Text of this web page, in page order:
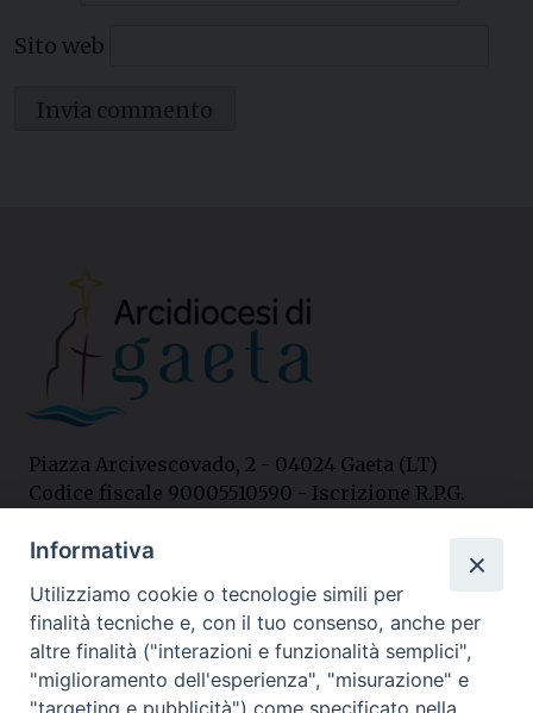
Sito web
Piazza Arcivescovado, 2 - 04024 Gaeta (LT)
Codice fiscale 90005510590 - Iscrizione R.P.G.
Contatti
Curia
Tel. 0771.740341
Informativa
Utilizziamo cookie o tecnologie simili per
finalità tecniche e, con il tuo consenso, anche per
altre finalità ("interazioni e funzionalità semplici",
"miglioramento dell'esperienza", "misurazione" e